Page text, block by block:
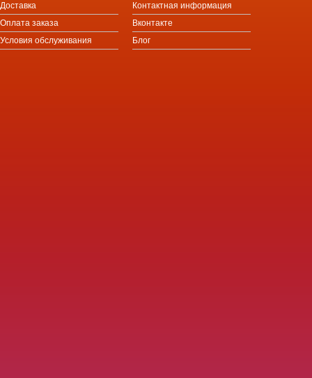
Доставка
Оплата заказа
Условия обслуживания
Контактная информация
Вконтакте
Блог